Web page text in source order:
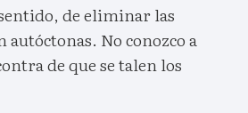
de eliminar las
autóctonas. No conozco a
de que se talen los